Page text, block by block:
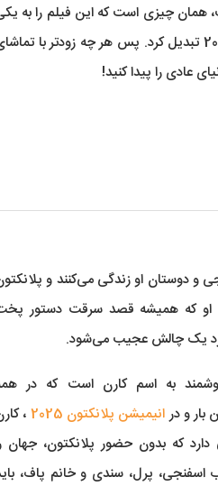
همان چیزی است که این فیلم را به
از بهترین فیلم انیمیشن‌های سال 2025 تبدیل کرد. پس هر چه زودتر با
عادی را پیدا کنید!
و دوستان او زندگی می‌کنند و
او که همیشه قصد سرقت دستور
وارد یک چالش عجیب می‌شود.
به اسم کارن است که در
بار و در انیمیشن پلانکتون 2025
،
که بدون حضور پلانکتون، جهان
اسفنجی، پرل، سندی و خانم پاف،